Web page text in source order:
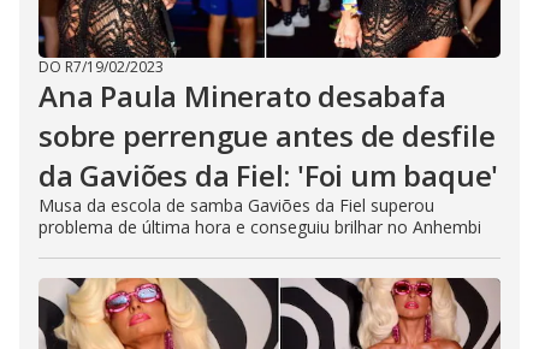
DO R7/19/02/2023
Ana Paula Minerato desabafa
sobre perrengue antes de desfile
da Gaviões da Fiel: 'Foi um baque'
Musa da escola de samba Gaviões da Fiel superou
problema de última hora e conseguiu brilhar no Anhembi